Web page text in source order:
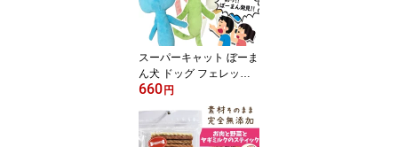
スーパーキャット ぼーま
ん犬 ドッグ フェレット
猫 小動物 おもちゃ 玩具
人形 ぬいぐるみ 笛入り
音鳴り ユニーク ゆるキ
ャラ おもしろい 面白い
660 円